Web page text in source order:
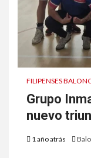
FILIPENSES
Grupo
nuevo
1 año atrás